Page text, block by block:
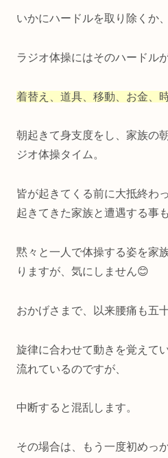
いかにハードルを取り除くか
ラジオ体操にはそのハードル
着替え、道具、移動、お金、
朝起きて身支度をし、家族の
ジオ体操タイム。
皆が起きてくる前に大抵終わ
起きてきた家族と遭遇する事も
黙々と一人で体操する姿を家
りますが、気にしません😊
おかげさまで、以来腰痛も五
旋律に合わせて動きを覚えて
流れているのですが、
中断すると混乱します。
その場合は、もう一度初めっ